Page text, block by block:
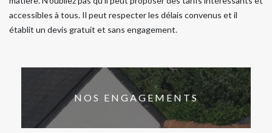
accessibles à tous. Il peut respecter les délais convenus et il
établit un devis gratuit et sans engagement.
NOS ENGAGEMENTS